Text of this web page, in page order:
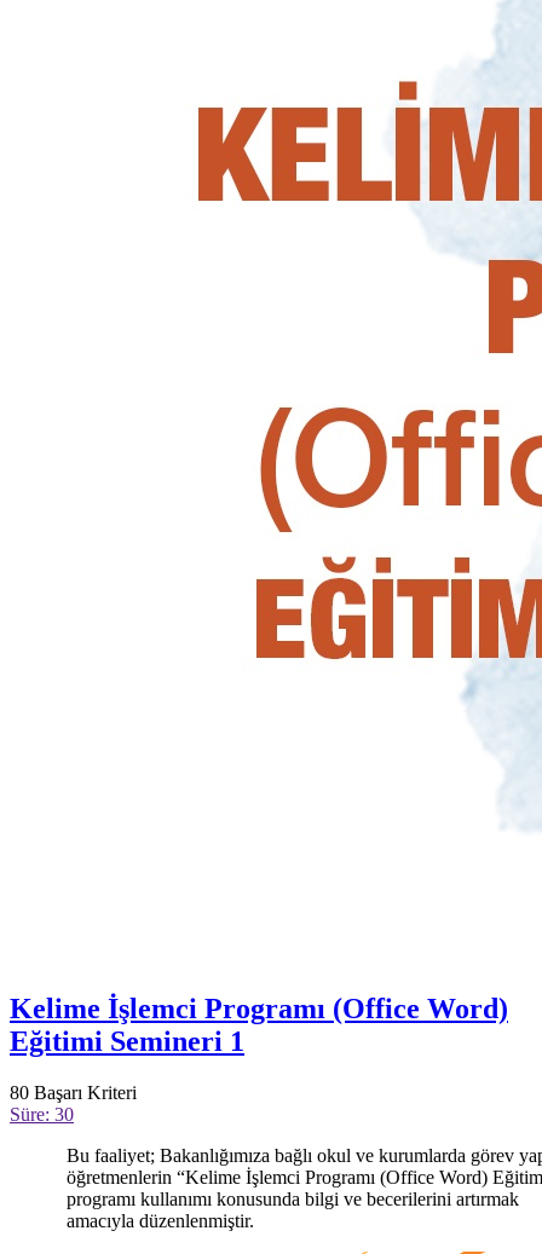
Kelime İşlemci Programı (Office Word)
Eğitimi Semineri 1
80 Başarı Kriteri
Süre: 30
Bu faaliyet; Bakanlığımıza bağlı okul ve kurumlarda görev
öğretmenlerin “Kelime İşlemci Programı (Office Word)
programı kullanımı konusunda bilgi ve becerilerini artırmak
amacıyla düzenlenmiştir.